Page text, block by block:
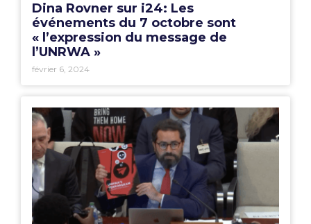
Dina Rovner sur i24: Les
événements du 7 octobre sont
« l’expression du message de
l’UNRWA »
février 6, 2024